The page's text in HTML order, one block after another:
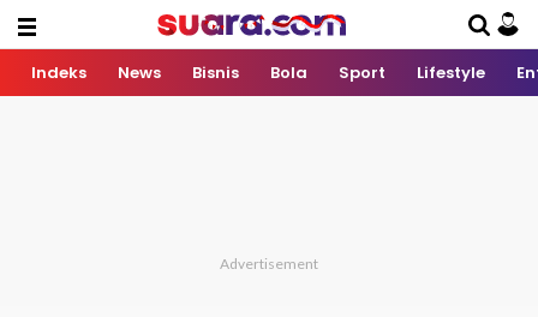
Indeks News Bisnis Bola Sport Lifestyle